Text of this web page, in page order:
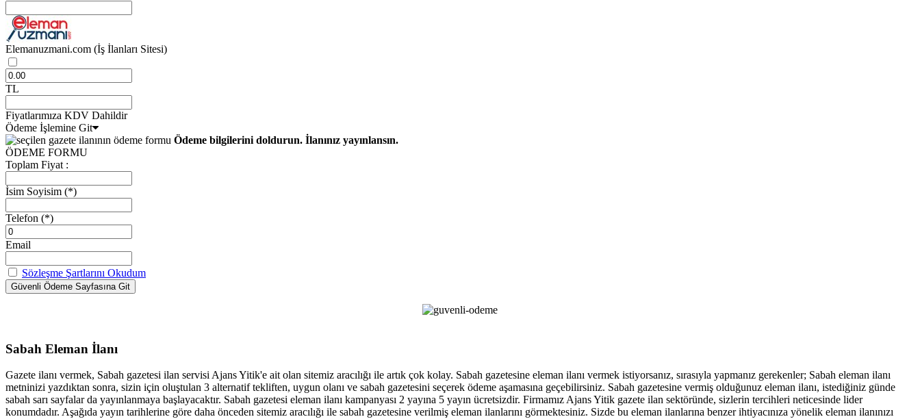
Elemanuzmani.com (İş İlanları Sitesi)
TL
Fiyatlarımıza KDV Dahildir
Ödeme İşlemine Git
Ödeme bilgilerini doldurun. İlanınız yayınlansın.
ÖDEME FORMU
Toplam Fiyat :
İsim Soyisim (*)
Telefon (*)
Email
Sözleşme Şartlarını Okudum
Sabah Eleman İlanı
Gazete ilanı vermek, Sabah gazetesi ilan servisi Ajans Yitik'e ait olan sitemiz aracılığı ile artık çok kolay. Sabah gazetesine eleman ilanı vermek istiyorsanız, sırasıyla yapmanız gerekenler; Sabah eleman ilanı
metninizi yazdıktan sonra, sizin için oluştulan 3 alternatif tekliften, uygun olanı ve sabah gazetesini seçerek ödeme aşamasına geçebilirsiniz. Sabah gazetesine vermiş olduğunuz eleman ilanı, istediğiniz günde
sabah sarı sayfalar da yayınlanmaya başlayacaktır. Sabah gazetesi eleman ilanı kampanyası 2 yayına 5 yayın ücretsizdir. Firmamız Ajans Yitik gazete ilan sektöründe, sizlerin tercihleri neticesinde lider
konumdadır. Aşağıda yayın tarihlerine göre daha önceden sitemiz aracılığı ile sabah gazetesine verilmiş eleman ilanlarını görmektesiniz. Sizde bu eleman ilanlarına benzer ihtiyacınıza yönelik eleman ilanınızı